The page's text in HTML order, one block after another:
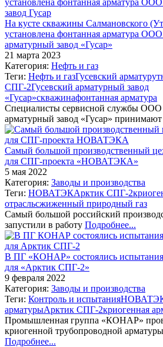
На кусте скважины Салмановского
установлена фонтанная арматура
арматурный завод «Гусар»
21 марта 2023
Категория: Нефть и газ
Теги: Нефть и газГусевский
СПГ-2Гусевский арматурный завод
«Гусар»скважинафонтанная арматура
Специалисты сервисной службы ООО
арматурный завод «Гусар» принимают
Самый большой производственный
для СПГ-проекта «НОВАТЭКА»
5 мая 2022
Категория: Заводы и производства
Теги: НОВАТЭКАрктик СПГ-2
отрасльсжиженный природный газ
Самый большой российский
запустили в работу Подробнее...
В ПГ «КОНАР» состоялись
для «Арктик СПГ-2»
9 февраля 2022
Категория: Заводы и производства
Теги: Контроль и испытания
арматурыАрктик СПГ-2криогенная
Промышленная группа «КОНАР»
криогенной трубопроводной
Подробнее...